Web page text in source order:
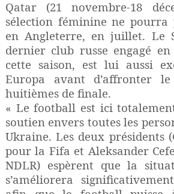
Qatar (21 novembre-18
sélection féminine ne pourra
en Angleterre, en juillet. Le
dernier club russe engagé en
cette saison, est lui aussi
Europa avant d’affronter
huitièmes de finale.
« Le football est ici
soutien envers toutes les
Ukraine. Les deux présidents
pour la Fifa et Aleksander
NDLR) espèrent que la
s’améliorera